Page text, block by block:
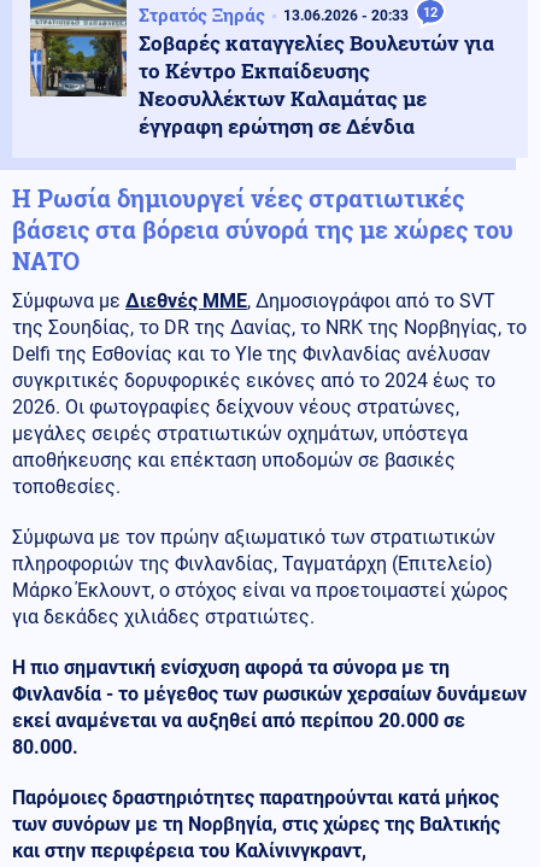
Στρατός Ξηράς 13.06.2026 - 20:33 12
Σοβαρές καταγγελίες Βουλευτών για
το Κέντρο Εκπαίδευσης
Νεοσυλλέκτων Καλαμάτας με
έγγραφη ερώτηση σε Δένδια
Η Ρωσία δημιουργεί νέες στρατιωτικές
βάσεις στα βόρεια σύνορά της με χώρες του
ΝΑΤΟ
Σύμφωνα με Διεθνές ΜΜΕ, Δημοσιογράφοι από το SVT
της Σουηδίας, το DR της Δανίας, το NRK της Νορβηγίας, το
Delfi της Εσθονίας και το Yle της Φινλανδίας ανέλυσαν
συγκριτικές δορυφορικές εικόνες από το 2024 έως το
2026. Οι φωτογραφίες δείχνουν νέους στρατώνες,
μεγάλες σειρές στρατιωτικών οχημάτων, υπόστεγα
αποθήκευσης και επέκταση υποδομών σε βασικές
τοποθεσίες.
Σύμφωνα με τον πρώην αξιωματικό των στρατιωτικών
πληροφοριών της Φινλανδίας, Ταγματάρχη (Επιτελείο)
Μάρκο Έκλουντ, ο στόχος είναι να προετοιμαστεί χώρος
για δεκάδες χιλιάδες στρατιώτες.
Η πιο σημαντική ενίσχυση αφορά τα σύνορα με τη
Φινλανδία - το μέγεθος των ρωσικών χερσαίων δυνάμεων
εκεί αναμένεται να αυξηθεί από περίπου 20.000 σε
80.000.
Παρόμοιες δραστηριότητες παρατηρούνται κατά μήκος
των συνόρων με τη Νορβηγία, στις χώρες της Βαλτικής
και στην περιφέρεια του Καλίνινγκραντ,